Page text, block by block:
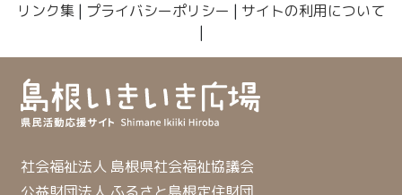
リンク集 | プライバシーポリシー | サイトの利用について
|
社会福祉法人 島根県社会福祉協議会